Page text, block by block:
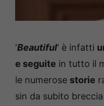
‘Beautiful‘ è infatti
e seguite in tutto il
le numerose storie
sin da subito